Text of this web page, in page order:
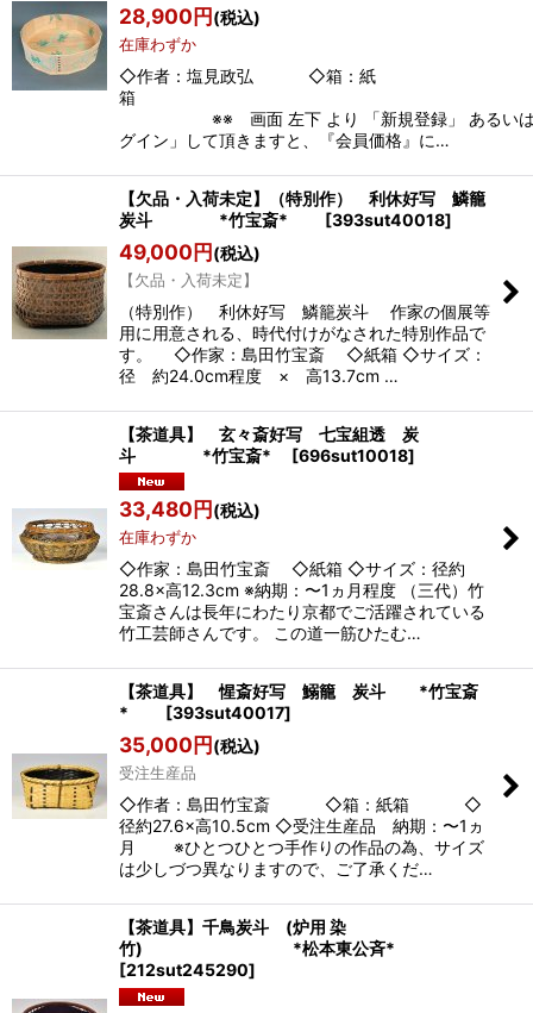
28,900円(税込)
在庫わずか
◇作者：塩見政弘 ◇箱：紙
※※ 画面 左下 より 「新規登録」 あるいは
グイン」して頂きますと、『会員価格』に…
【欠品・入荷未定】（特別作） 利休好写 鱗籠
炭斗 *竹宝斎*
[393sut40018]
49,000円(税込)
【欠品・入荷未定】
（特別作） 利休好写 鱗籠炭斗 作家の個展等
用に用意される、時代付けがなされた特別作品で
す。 ◇作家：島田竹宝斎 ◇紙箱 ◇サイズ：
径 約24.0cm程度 × 高13.7cm …
【茶道具】 玄々斎好写 七宝組透 炭
斗 *竹宝斎*
[696sut10018]
33,480円(税込)
在庫わずか
◇作家：島田竹宝斎 ◇紙箱 ◇サイズ：径約
28.8×高12.3cm ※納期：〜1ヵ月程度 （三代）竹
宝斎さんは長年にわたり京都でご活躍されている
竹工芸師さんです。 この道一筋ひたむ…
【茶道具】 惺斎好写 鰯籠 炭斗 *竹宝斎
*
[393sut40017]
35,000円(税込)
受注生産品
◇作者：島田竹宝斎 ◇箱：紙箱 ◇
径約27.6×高10.5cm ◇受注生産品 納期：〜1ヵ
月 ※ひとつひとつ手作りの作品の為、サイズ
は少しづつ異なりますので、ご了承くだ…
【茶道具】千鳥炭斗 (炉用 染
竹) *松本東公斉*
[212sut245290]